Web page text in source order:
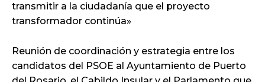
transmitir a la ciudadanía que el proyecto
transformador continúa»
Reunión de coordinación y estrategia entre los
candidatos del PSOE al Ayuntamiento de Puerto